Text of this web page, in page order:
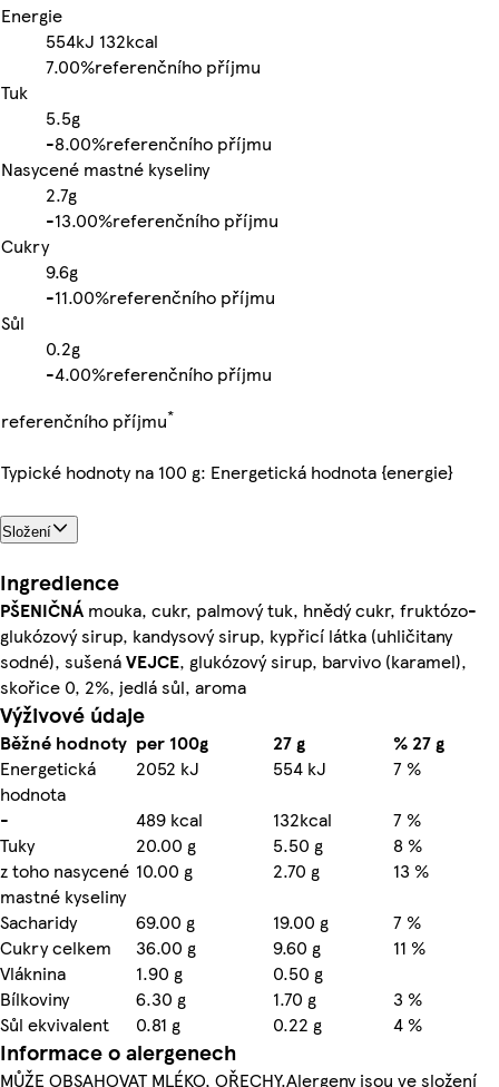
Energie
554kJ 132kcal
7.00%referenčního příjmu
Tuk
5.5g
-8.00%referenčního příjmu
Nasycené mastné kyseliny
2.7g
-13.00%referenčního příjmu
Cukry
9.6g
-11.00%referenčního příjmu
Sůl
0.2g
-4.00%referenčního příjmu
referenčního příjmu*
Typické hodnoty na 100 g: Energetická hodnota {energie}
Složení
Ingredience
PŠENIČNÁ mouka, cukr, palmový tuk, hnědý cukr, fruktózo-
glukózový sirup, kandysový sirup, kypřicí látka (uhličitany
sodné), sušenáVEJCE, glukózový sirup, barvivo (karamel),
skořice 0, 2%, jedlá sůl, aroma
Výživové údaje
Běžné hodnoty per 100g 27 g
% 27 g
Energetická
hodnota
2052 kJ 554 kJ
7 %
-
489 kcal 132kcal
7 %
Tuky
20.00 g 5.50 g
8 %
z toho nasycené
mastné kyseliny
10.00 g 2.70 g
13 %
Sacharidy
69.00 g 19.00 g
7 %
Cukry celkem
36.00 g 9.60 g
11 %
Vláknina
1.90 g
0.50 g
Bílkoviny
6.30 g 1.70 g
3 %
Sůl ekvivalent
0.81 g 0.22 g 4 %
Informace o alergenech
MŮŽE OBSAHOVAT MLÉKO, OŘECHY.Alergeny jsou ve složení